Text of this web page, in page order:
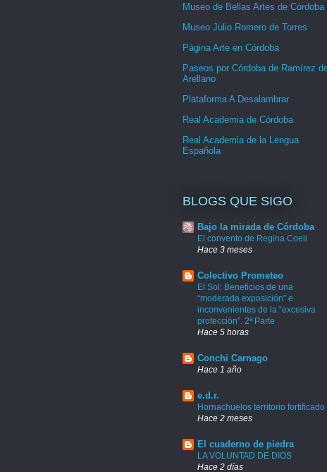
Museo de Bellas Artes de Córdoba
Museo Julio Romero de Torres
Página Arte en Córdoba
Paseos por Córdoba de Ramírez
Arellano
Plataforma A Desalambrar
Real Academia de Córdoba
Real Academia de la Lengua
Española
BLOGS QUE SIGO
Bajo la mirada de Córdoba
El convento de Regina Coeli
Hace 3 meses
Colectivo Prometeo
El Sol: Beneficios de una
“moderada exposición” e
inconvenientes de la “excesiva
protección”. 2ª Parte
Hace 5 horas
Conchi Carnago
Hace 1 año
e.d.r.
Hornachuelos territorio fortificado
Hace 2 meses
El cuaderno de piedra
LA VOLUNTAD DE DIOS
Hace 2 días